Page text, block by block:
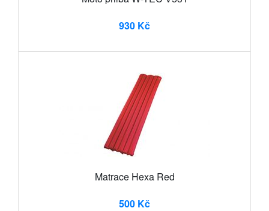
930 Kč
Matrace Hexa Red
500 Kč